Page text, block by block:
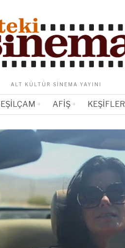
ALT KÜLTÜR SINEMA YAYINI
AFIŞ KEŞIFLER